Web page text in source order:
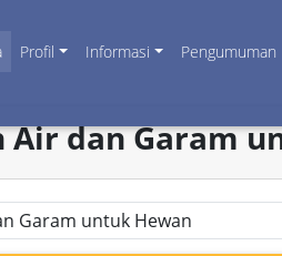
Profil Informasi Pengumuman
Air dan Garam